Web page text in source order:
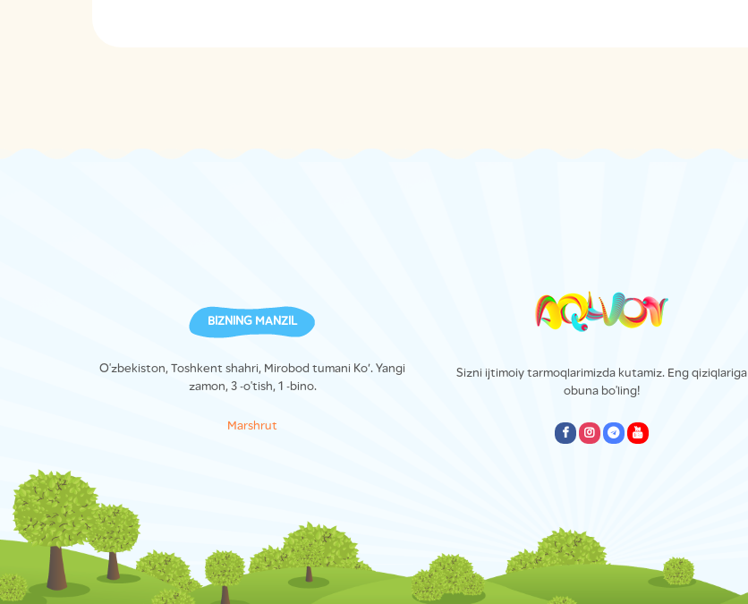
BIZNING MANZIL
O'zbekiston, Toshkent shahri, Mirobod tumani Ko’. Yangi
zamon, 3 -o'tish, 1 -bino.
Marshrut
Sizni ijtimoiy tarmoqlarimizda kutamiz. Eng qiziqlariga
obuna bo'ling!
emptyemptyemptyempty